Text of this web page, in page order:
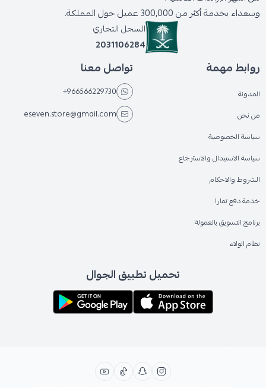
وسعداء بخدمة أكثر من 300,000 عميل حول المملكة.
السجل التجاري
2031106284
روابط مهمة
المدونة
من نحن
سياسة الخصوصية
سياسة الاستبدال والاسترجاع
الشروط والاحكام
خدمة دفع تمارا
برنامج التسويق بالعمولة
نظام الولاء
تواصل معنا
+966566229730
eseven.store@gmail.com
تحميل تطبيق الجوال